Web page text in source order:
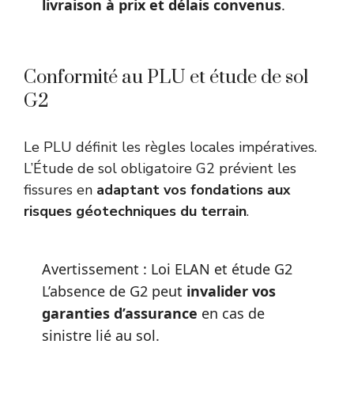
livraison à prix et délais convenus.
Conformité au PLU et étude de sol
G2
Le PLU définit les règles locales impératives.
L’Étude de sol obligatoire G2 prévient les
fissures en adaptant vos fondations aux
risques géotechniques du terrain.
Avertissement : Loi ELAN et étude G2
L’absence de G2 peut invalider vos
garanties d’assurance en cas de
sinistre lié au sol.